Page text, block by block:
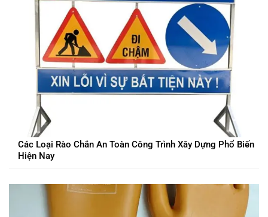
Các Loại Rào Chắn An Toàn Công Trình Xây Dựng Phổ Biến
Hiện Nay